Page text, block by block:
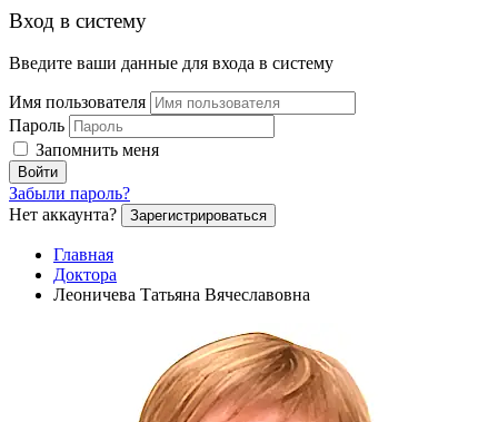
Вход в систему
Введите ваши данные для входа в систему
Имя пользователя
Пароль
Запомнить меня
Войти
Забыли пароль?
Нет аккаунта?
Зарегистрироваться
Главная
Доктора
Леоничева Татьяна Вячеславовна